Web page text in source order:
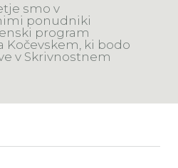
smo v
ponudniki
program
ki bodo
v Skrivnostnem